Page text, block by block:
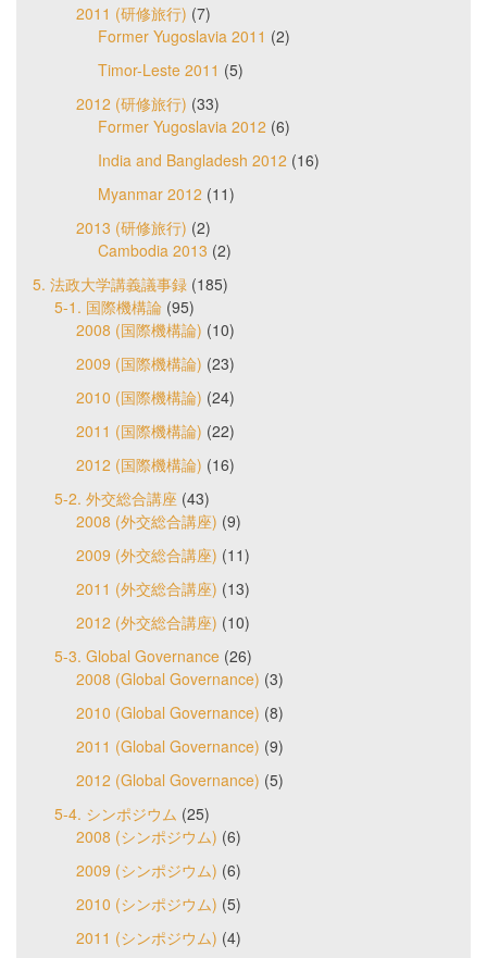
2011 (研修旅行) (7)
Former Yugoslavia 2011 (2)
Timor-Leste 2011 (5)
2012 (研修旅行) (33)
Former Yugoslavia 2012 (6)
India and Bangladesh 2012 (16)
Myanmar 2012 (11)
2013 (研修旅行) (2)
Cambodia 2013 (2)
5. 法政大学講義議事録 (185)
5-1. 国際機構論 (95)
2008 (国際機構論) (10)
2009 (国際機構論) (23)
2010 (国際機構論) (24)
2011 (国際機構論) (22)
2012 (国際機構論) (16)
5-2. 外交総合講座 (43)
2008 (外交総合講座) (9)
2009 (外交総合講座) (11)
2011 (外交総合講座) (13)
2012 (外交総合講座) (10)
5-3. Global Governance (26)
2008 (Global Governance) (3)
2010 (Global Governance) (8)
2011 (Global Governance) (9)
2012 (Global Governance) (5)
5-4. シンポジウム (25)
2008 (シンポジウム) (6)
2009 (シンポジウム) (6)
2010 (シンポジウム) (5)
2011 (シンポジウム) (4)